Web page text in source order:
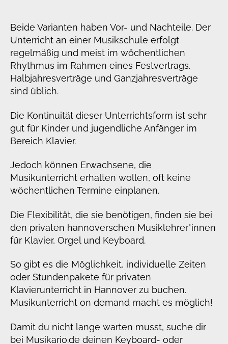
Beide Varianten haben Vor- und Nachteile. Der
Unterricht an einer Musikschule erfolgt
regelmäßig und meist im wöchentlichen
Rhythmus im Rahmen eines Festvertrags.
Halbjahresverträge und Ganzjahresverträge
sind üblich.
Die Kontinuität dieser Unterrichtsform ist sehr
gut für Kinder und jugendliche Anfänger im
Bereich Klavier.
Jedoch können Erwachsene, die
Musikunterricht erhalten wollen, oft keine
wöchentlichen Termine einplanen.
Die Flexibilität, die sie benötigen, finden sie bei
den privaten hannoverschen Musiklehrer*innen
für Klavier, Orgel und Keyboard.
So gibt es die Möglichkeit, individuelle Zeiten
oder Stundenpakete für privaten
Klavierunterricht in Hannover zu buchen.
Musikunterricht on demand macht es möglich!
Damit du nicht lange warten musst, suche dir
bei Musikario.de deinen Keyboard- oder